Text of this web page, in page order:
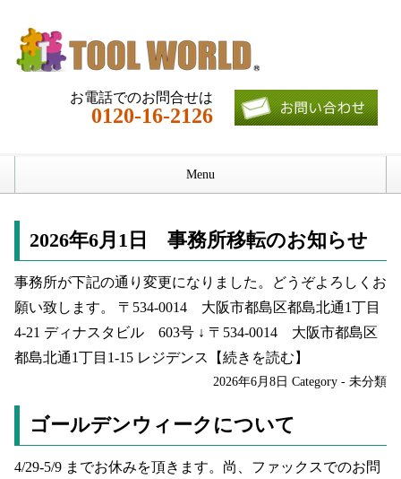
お電話でのお問合せは
0120-16-2126
Menu
会社概要
2026年6月1日 事務所移転のお知らせ
事務所が下記の通り変更になりました。どうぞよろしくお
願い致します。 〒534-0014 大阪市都島区都島北通1丁目
4-21 ディナスタビル 603号 ↓ 〒534-0014 大阪市都島区
都島北通1丁目1-15 レジデンス
【続きを読む】
2026年6月8日 Category - 未分類
ゴールデンウィークについて
4/29-5/9 までお休みを頂きます。尚、ファックスでのお問